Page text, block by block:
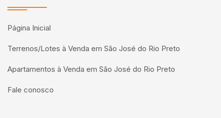
Página Inicial
Terrenos/Lotes à Venda em São José do Rio Preto
Apartamentos à Venda em São José do Rio Preto
Fale conosco